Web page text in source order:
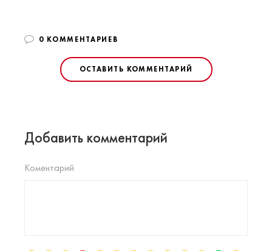
0 КОММЕНТАРИЕВ
ОСТАВИТЬ КОММЕНТАРИЙ
Добавить комментарий
Коментарий